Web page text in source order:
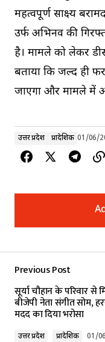
महत्वपूर्ण साक्ष्य
उर्फ अभिनव की
है। मामले को लेकर
बताया कि जल्द ही
जाएगा और मामले में
उत्तर प्रदेश प्रादेशिक 01/06/
Required fields
Previous Post
सूर्या चौहान के परिवार से
बीजेपी नेता संगीत सोम,
मदद का दिया भरोसा
उत्तर प्रदेश प्रादेशिक 01/